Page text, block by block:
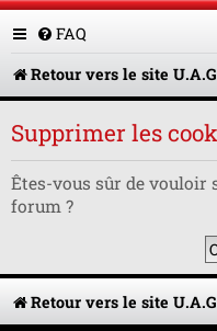
FAQ
Retour vers le site
Supprimer les
Êtes-vous sûr de vouloir
forum ?
Retour vers le site